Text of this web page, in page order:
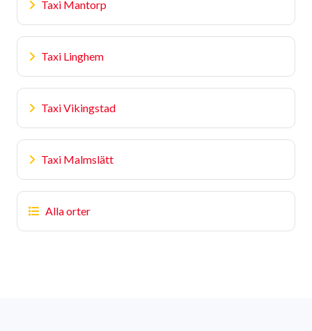
Taxi Mantorp
Taxi Linghem
Taxi Vikingstad
Taxi Malmslätt
Alla orter